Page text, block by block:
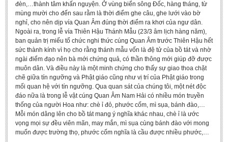
Literature Club
Calligraphy Club
đèn,…thành tâm khấn nguyện. Ở vùng biển sông Đốc, hàng tháng, từ
mùng mười cho đến sau rằm là thời điểm ghe câu, ghe lưới vào bờ
nghỉ, cho nên dịp vía Quan Âm đúng thời điểm ra khơi của ngư dân.
Ngoài ra, trong lễ vía Thiên Hậu Thánh Mẫu (23/3 âm lịch hàng năm),
ban quản trị miếu tổ chức nghi thức cúng Quan Âm trước Thiên Hậu hết
sức thành kính vì họ cho rằng thánh mẫu vốn là đệ tử của bồ tát và nhờ
ngài điểm đạo nên bà mới chứng quả, có thần thông mới giúp đỡ được
muôn dân. Và điều này là một minh chứng cho thấy sự giao thoa chặt
chẽ giữa tín ngưỡng và Phật giáo cũng như vị trí của Phật giáo trong
mối quan hệ với tín ngưỡng. Qua quan sát của chúng tôi, một nét độc
đáo nữa là trong lễ vật cúng Quan Âm Nam Hải có nhiều món truyền
thống của người Hoa như: chè ỉ đỏ, phước cốm, mì sụa, bánh đào,…
Mỗi món dâng lên cho bồ tát mang ý nghĩa khác nhau, chè ỉ là ước
vọng mọi sự đều viên mãn, may mắn, mì sụa cùng bánh đào với mong
muốn được trường thọ, phước cốm nghĩa là cầu được nhiều phước,…